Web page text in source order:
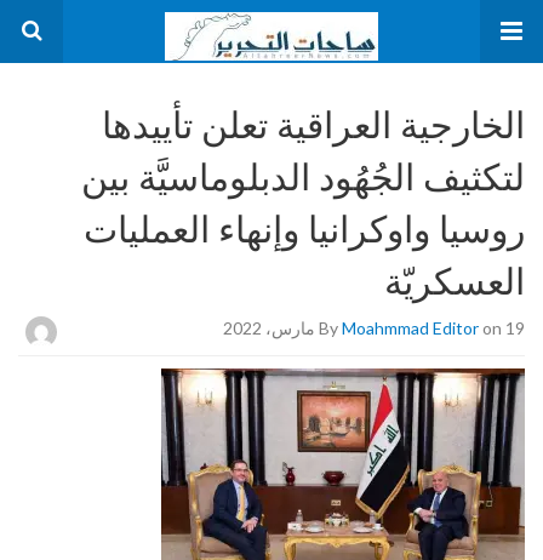
الخارجية العراقية تعلن تأييدها
لتكثيف الجُهُود الدبلوماسيَّة بين
روسيا واوكرانيا وإنهاء العمليات
العسكريّة
ByMoahmmad Editoron 19 مارس، 2022